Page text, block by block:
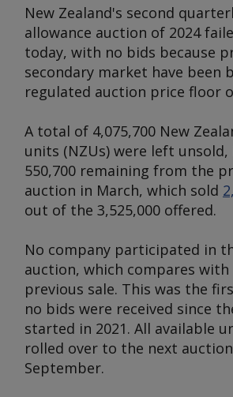
New Zealand's second
allowance auction of 2024
today, with no bids because
secondary market have been
regulated auction price floor
A total of 4,075,700 New
units (NZUs) were left
550,700 remaining from the
auction in March, which sold
out of the 3,525,000 offered.
No company participated in
auction, which compares with
previous sale. This was the
no bids were received since
started in 2021. All available
rolled over to the next
September.